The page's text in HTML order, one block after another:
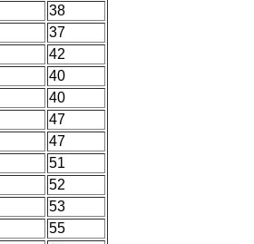
38
37
42
40
40
47
47
51
52
53
55